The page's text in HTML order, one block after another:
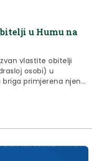
u Humu na
vlastite obitelji
osobi) u
obitelji, a drugim